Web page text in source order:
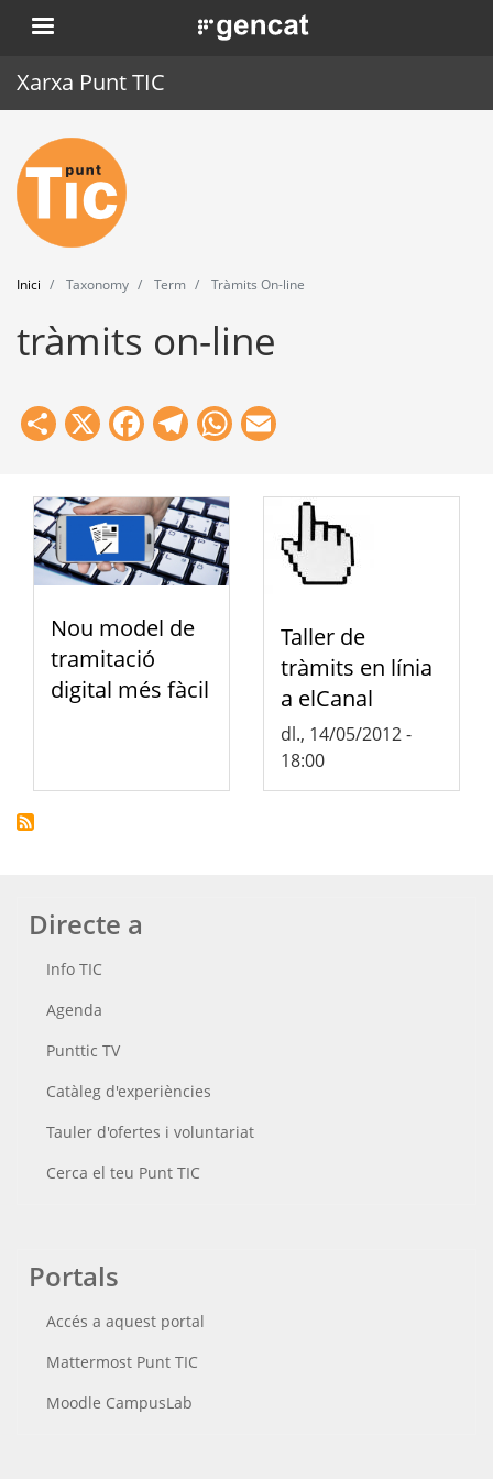
Vés
al
. Obre en una nova finestra.
Xarxa Punt TIC
Inici
Punt TIC
Actualitat
Agenda
Formació
Eines
Inici Taxonomy Term Tràmits On-line
tràmits on-line
Share
X Facebook
Telegram
WhatsApp
Nou model de
tramitació
digital més fàcil
Taller de
tràmits en línia
a elCanal
dl., 14/05/2012 -
18:00
Directe a
Info TIC
Agenda
Punttic TV
Catàleg d'experiències
Tauler d'ofertes i voluntariat
Cerca el teu Punt TIC
Portals
Accés a aquest portal
Mattermost Punt TIC
Moodle CampusLab